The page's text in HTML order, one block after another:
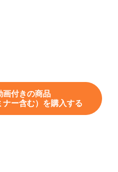
画付きの商品
ナー含む）を購入する